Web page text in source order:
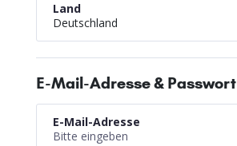
Land
Deutschland
E-Mail-Adresse & Passwort
E-Mail-Adresse